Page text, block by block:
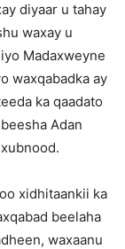
diyaar u tahay
waxay u
Madaxweyne
waxqabadka ay
ka qaadato
Adan
xidhitaankii ka
beelaha
waxaanu